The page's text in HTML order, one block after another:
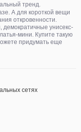
тренд.
А для короткой вещи
откровенности.
демократичные унисекс-
мини. Купите такую
придумать еще
сетях